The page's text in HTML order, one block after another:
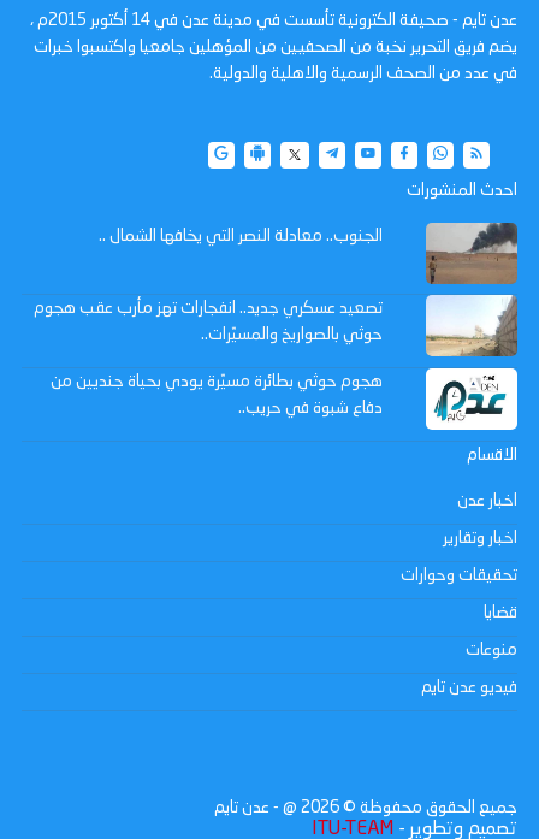
عدن تايم - صحيفة الكترونية تأسست في مدينة عدن في 14 أكتوبر 2015م ،
يضم فريق التحرير نخبة من الصحفيين من المؤهلين جامعيا واكتسبوا خبرات
في عدد من الصحف الرسمية والاهلية والدولية.
احدث المنشورات
الجنوب.. معادلة النصر التي يخافها الشمال ..
تصعيد عسكري جديد.. انفجارات تهز مأرب عقب هجوم
حوثي بالصواريخ والمسيّرات..
هجوم حوثي بطائرة مسيّرة يودي بحياة جنديين من
دفاع شبوة في حريب..
الاقسام
اخبار عدن
اخبار وتقارير
تحقيقات وحوارات
قضايا
منوعات
فيديو عدن تايم
جميع الحقوق محفوظة © 2026 @ - عدن تايم
تصميم وتطوير - ITU-TEAM